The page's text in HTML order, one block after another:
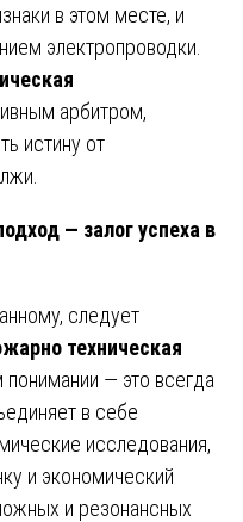
в этом месте, и
электропроводки.
арбитром,
истину от
— залог успеха в
следует
техническая
— это всегда
в себе
исследования,
и экономический
и резонансных